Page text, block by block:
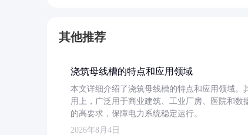
其他推荐
浇筑母线槽的特点和应用领域
本文详细介绍了浇筑母线槽的特点和应用领域
用上，广泛用于商业建筑、工业厂房、医院和
的高要求，保障电力系统稳定运行。
2026年8月4日